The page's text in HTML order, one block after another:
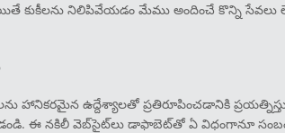
కుకీలను నిలిపివేయడం మేము అందించే కొన్ని సేవలు
ఉద్దేశ్యాలతో ప్రతిరూపించడానికి
ఈ నకిలీ వెబ్‌సైట్‌లు డాఫాబెట్‌తో ఏ విధంగానూ